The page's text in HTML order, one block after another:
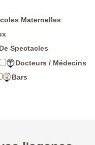
Maternelles
Spectacles
Docteurs / Médecins
Bars